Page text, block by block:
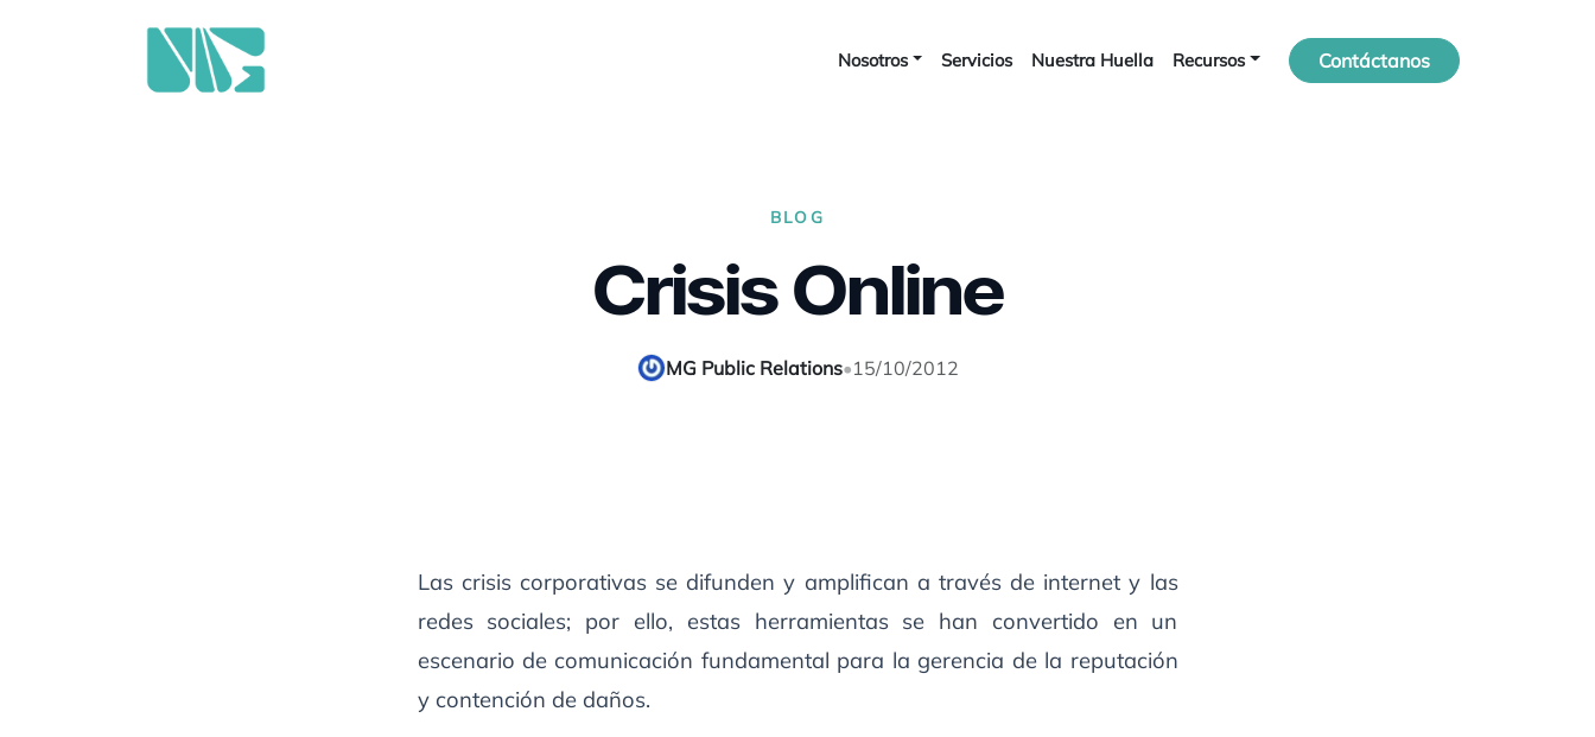
Nosotros Servicios Nuestra Huella Recursos Contáctanos
BLOG
Crisis Online
MG Public Relations•15/10/2012
Las crisis corporativas se difunden y amplifican a través de internet y las
redes sociales; por ello, estas herramientas se han convertido en un
escenario de comunicación fundamental para la gerencia de la reputación
y contención de daños.